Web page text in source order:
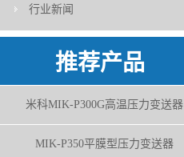
行业新闻
推荐产品
米科MIK-P300G高温压力变送器
MIK-P350平膜型压力变送器